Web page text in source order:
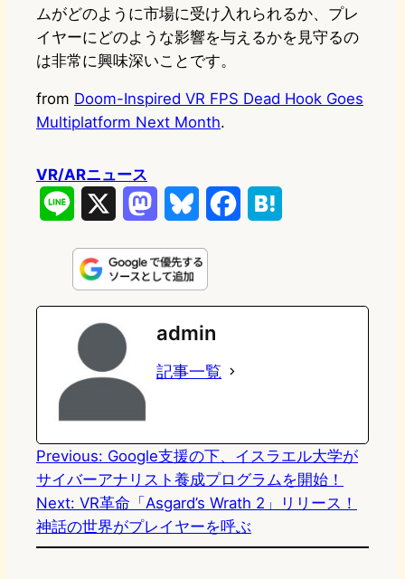
ムがどのように市場に受け入れられるか、プレ
イヤーにどのような影響を与えるかを見守るの
は非常に興味深いことです。
from Doom-Inspired VR FPS Dead Hook Goes
Multiplatform Next Month.
VR/ARニュース
n
e
s
t
o
d
n
u
e
s
k
e
k
e
admin
記事一覧
Previous: Google支援の下、イスラエル大学が
サイバーアナリスト養成プログラムを開始！
Next: VR革命「Asgard’s Wrath 2」リリース！
神話の世界がプレイヤーを呼ぶ